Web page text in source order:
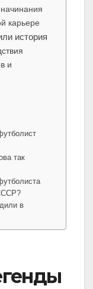
карьере
история
и
так
в